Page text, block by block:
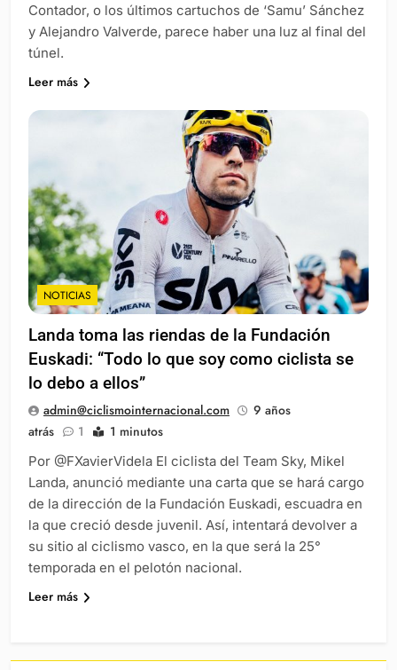
Contador, o los últimos cartuchos de ‘Samu’ Sánchez
y Alejandro Valverde, parece haber una luz al final del
túnel.
Leer más
NOTICIAS
Landa toma las riendas de la Fundación
Euskadi: “Todo lo que soy como ciclista se
lo debo a ellos”
admin@ciclismointernacional.com
9 años
atrás
1 1 minutos
Por @FXavierVidela El ciclista del Team Sky, Mikel
Landa, anunció mediante una carta que se hará cargo
de la dirección de la Fundación Euskadi, escuadra en
la que creció desde juvenil. Así, intentará devolver a
su sitio al ciclismo vasco, en la que será la 25°
temporada en el pelotón nacional.
Leer más